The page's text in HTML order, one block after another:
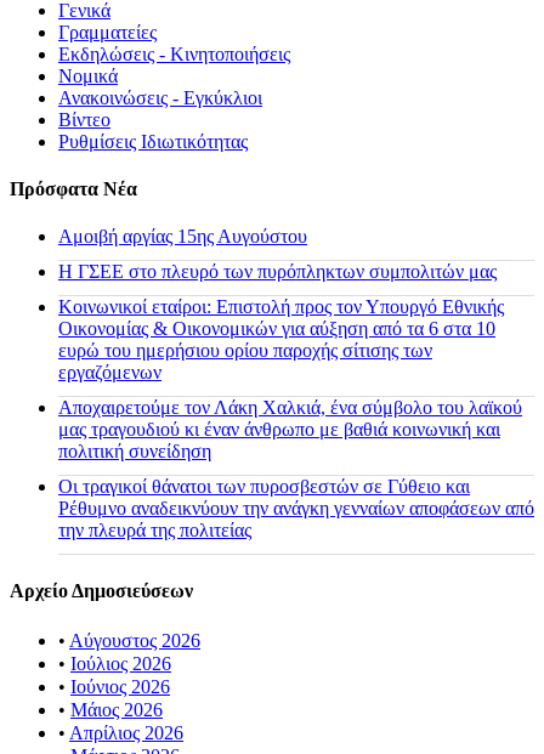
Γενικά
Γραμματείες
Εκδηλώσεις - Κινητοποιήσεις
Νομικά
Ανακοινώσεις - Εγκύκλιοι
Βίντεο
Ρυθμίσεις Ιδιωτικότητας
Πρόσφατα Νέα
Αμοιβή αργίας 15ης Αυγούστου
H ΓΣΕΕ στο πλευρό των πυρόπληκτων συμπολιτών μας
Κοινωνικοί εταίροι: Επιστολή προς τον Υπουργό Εθνικής
Οικονομίας & Οικονομικών για αύξηση από τα 6 στα 10
ευρώ του ημερήσιου ορίου παροχής σίτισης των
εργαζόμενων
Αποχαιρετούμε τον Λάκη Χαλκιά, ένα σύμβολο του λαϊκού
μας τραγουδιού κι έναν άνθρωπο με βαθιά κοινωνική και
πολιτική συνείδηση
Οι τραγικοί θάνατοι των πυροσβεστών σε Γύθειο και
Ρέθυμνο αναδεικνύουν την ανάγκη γενναίων αποφάσεων από
την πλευρά της πολιτείας
Αρχείο Δημοσιεύσεων
• Αύγουστος 2026
• Ιούλιος 2026
• Ιούνιος 2026
• Μάιος 2026
• Απρίλιος 2026